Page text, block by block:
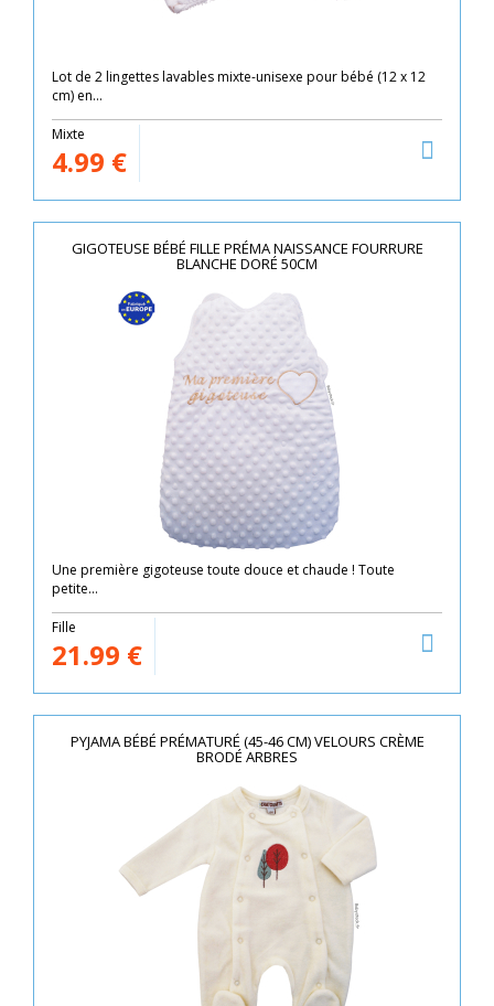
Lot de 2 lingettes lavables mixte-unisexe pour bébé (12 x 12
cm) en...
Mixte
4.99 €
GIGOTEUSE BÉBÉ FILLE PRÉMA NAISSANCE FOURRURE
BLANCHE DORÉ 50CM
Une première gigoteuse toute douce et chaude ! Toute
petite...
Fille
21.99 €
PYJAMA BÉBÉ PRÉMATURÉ (45-46 CM) VELOURS CRÈME
BRODÉ ARBRES